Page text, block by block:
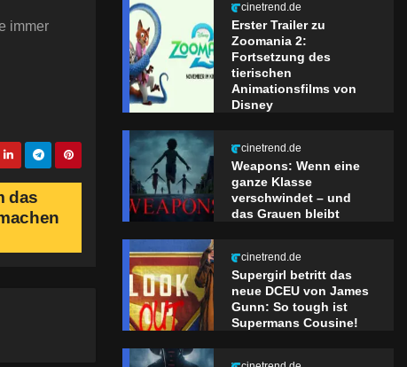
immer
das
cinetrend.de
Erster Trailer zu
Zoomania 2:
Fortsetzung des
tierischen
Animationsfilms von
Disney
cinetrend.de
Weapons: Wenn eine
ganze Klasse
verschwindet – und
das Grauen bleibt
cinetrend.de
Supergirl betritt das
neue DCEU von James
Gunn: So tough ist
Supermans Cousine!